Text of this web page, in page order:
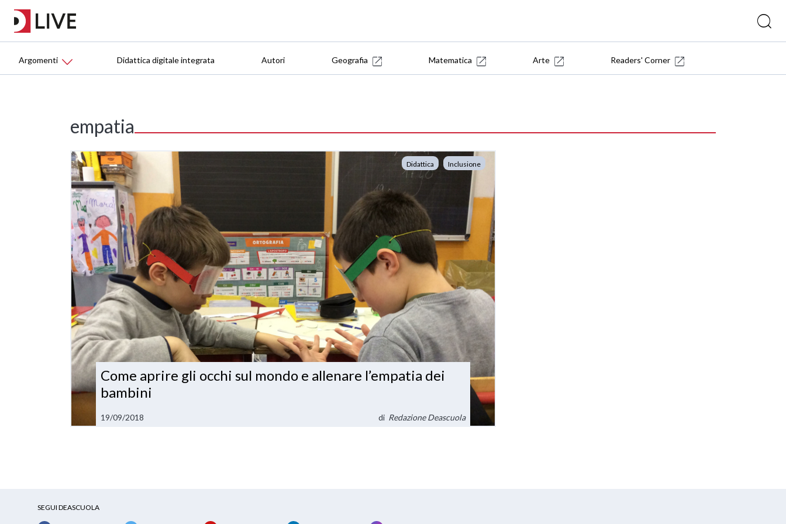
Argomenti Didattica digitale integrata Autori Geografia Matematica Arte Readers' Corner
empatia
Didattica Inclusione
Come aprire gli occhi sul mondo e allenare l’empatia dei
bambini
19/09/2018 di Redazione Deascuola
SEGUI DEASCUOLA